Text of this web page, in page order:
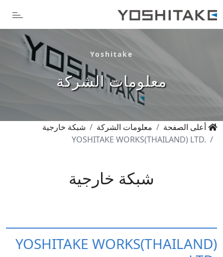
Yoshitake
معلومات الشركة
أعلى الصفحة معلومات الشركة
شبكة خارجية
YOSHITAKE WORKS(THAILAND) LTD.
شبكة خارجية
YOSHITAKE WORKS(THAILAND)